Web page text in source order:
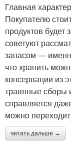
Главная
Покупателю
продуктов будет
советуют
запасом —
что хранить
консервации из
травяные сборы
справляется
можно
читать дальше →